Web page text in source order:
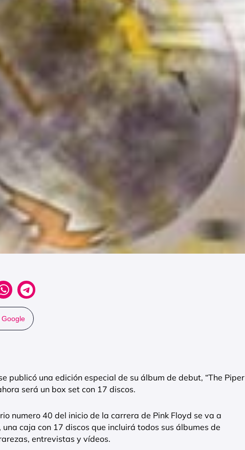
publicó una edición especial de su álbum de debut, “The Piper
será un box set con 17 discos.
numero 40 del inicio de la carrera de Pink Floyd se va a
una caja con 17 discos que incluirá todos sus álbumes de
entrevistas y vídeos.